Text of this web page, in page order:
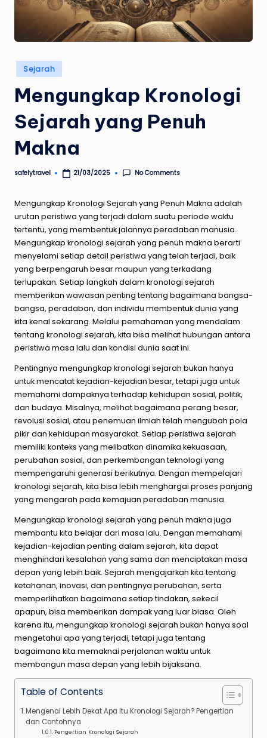
Posted
in
Sejarah
Mengungkap Kronologi
Sejarah yang Penuh
Makna
Posted
safelytravel 21/03/2025 No Comments
Mengungkap Kronologi Sejarah yang Penuh Makna adalah
urutan peristiwa yang terjadi dalam suatu periode waktu
tertentu, yang membentuk jalannya peradaban manusia.
Mengungkap kronologi sejarah yang penuh makna berarti
menyelami setiap detail peristiwa yang telah terjadi, baik
yang berpengaruh besar maupun yang terkadang
terlupakan. Setiap langkah dalam kronologi sejarah
memberikan wawasan penting tentang bagaimana bangsa-
bangsa, peradaban, dan individu membentuk dunia yang
kita kenal sekarang. Melalui pemahaman yang mendalam
tentang kronologi sejarah, kita bisa melihat hubungan antara
peristiwa masa lalu dan kondisi dunia saat ini.
Pentingnya mengungkap kronologi sejarah bukan hanya
untuk mencatat kejadian-kejadian besar, tetapi juga untuk
memahami dampaknya terhadap kehidupan sosial, politik,
dan budaya. Misalnya, melihat bagaimana perang besar,
revolusi sosial, atau penemuan ilmiah telah mengubah pola
pikir dan kehidupan masyarakat. Setiap peristiwa sejarah
memiliki konteks yang melibatkan dinamika kekuasaan,
perubahan sosial, dan perkembangan teknologi yang
mempengaruhi generasi berikutnya. Dengan mempelajari
kronologi sejarah, kita bisa lebih menghargai proses panjang
yang mengarah pada kemajuan peradaban manusia.
Mengungkap kronologi sejarah yang penuh makna juga
membantu kita belajar dari masa lalu. Dengan memahami
kejadian-kejadian penting dalam sejarah, kita dapat
menghindari kesalahan yang sama dan menciptakan masa
depan yang lebih baik. Sejarah mengajarkan kita tentang
ketahanan, inovasi, dan pentingnya perubahan, serta
memperlihatkan bagaimana setiap tindakan, sekecil
apapun, bisa memberikan dampak yang luar biasa. Oleh
karena itu, mengungkap kronologi sejarah bukan hanya soal
mengetahui apa yang terjadi, tetapi juga tentang
bagaimana kita memaknai perjalanan waktu untuk
membangun masa depan yang lebih bijaksana.
Table of Contents
Mengenal Lebih Dekat Apa Itu Kronologi Sejarah? Pengertian
dan Contohnya
Pengertian Kronologi Sejarah